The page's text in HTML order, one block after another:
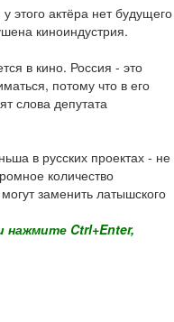
этого актёра нет будущего
киноиндустрия.
в кино. Россия - это
потому что в его
слова депутата
в русских проектах - не
количество
заменить латышского
Ctrl+Enter,